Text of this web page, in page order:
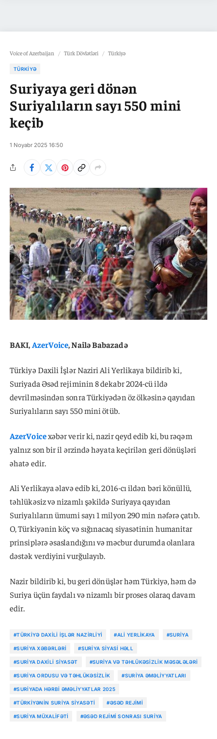
Voice of Azerbaijan / Türk Dövlətləri / Türkiyə
TÜRKIYƏ
Suriyaya geri dönən
Suriyalıların sayı 550 mini
keçib
1 Noyabr 2025 16:50
BAKI,AzerVoice, Nailə Babazadə
Türkiyə Daxili İşlər Naziri Ali Yerlikaya bildirib ki,
Suriyada Əsəd rejiminin 8 dekabr 2024-cü ildə
devrilməsindən sonra Türkiyədən öz ölkəsinə qayıdan
Suriyalıların sayı 550 mini ötüb.
AzerVoicexəbər verir ki, nazir qeyd edib ki, bu rəqəm
yalnız son bir il ərzində həyata keçirilən geri dönüşləri
əhatə edir.
Ali Yerlikaya əlavə edib ki, 2016-cı ildən bəri könüllü,
təhlükəsiz və nizamlı şəkildə Suriyaya qayıdan
Suriyalıların ümumi sayı 1 milyon 290 min nəfərə çatıb.
O, Türkiyənin köç və sığınacaq siyasətinin humanitar
prinsiplərə əsaslandığını və məcbur durumda olanlara
dəstək verdiyini vurğulayıb.
Nazir bildirib ki, bu geri dönüşlər həm Türkiyə, həm də
Suriya üçün faydalı və nizamlı bir proses olaraq davam
edir.
#TÜRKIYƏ DAXILI İŞLƏR NAZIRLIYI #ALI YERLIKAYA #SURIYA
#SURIYA XƏBƏRLƏRI #SURIYA SIYASI HƏLL
#SURIYA DAXILI SIYASƏT #SURIYA VƏ TƏHLÜKƏSIZLIK MƏSƏLƏLƏRI
#SURIYA ORDUSU VƏ TƏHLÜKƏSIZLIK #SURIYA ƏMƏLIYYATLARI
#SURIYADA HƏRBI ƏMƏLIYYATLAR 2025
#TÜRKIYƏNIN SURIYA SIYASƏTI #ƏSƏD REJIMI
#SURIYA MÜXALIFƏTI #ƏSƏD REJIMI SONRASI SURIYA